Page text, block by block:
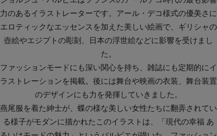
力のあるイラストレーターです。アール・デコ様式の優美さに
エロティックなエッセンスを加えた美しい絵画で、ギリシャの
壺絵やエジプトの彫刻、日本の浮世絵などに影響を受けまし
た。
ファッションモードにも深い関心を持ち、雑誌にも定期的にイ
ラストレーションを掲載。後には舞台や映画の衣装、舞台装置
のデザインにも力を発揮していきました。
燕尾服を着た紳士が、蝶の様な美しい女性たちに翻弄されてい
る様子がモダンに描かれたこのイラストは、「現代の幸福 あ